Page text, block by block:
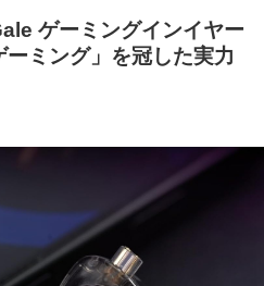
ゲーミングインイヤー
ミング」を冠した実力